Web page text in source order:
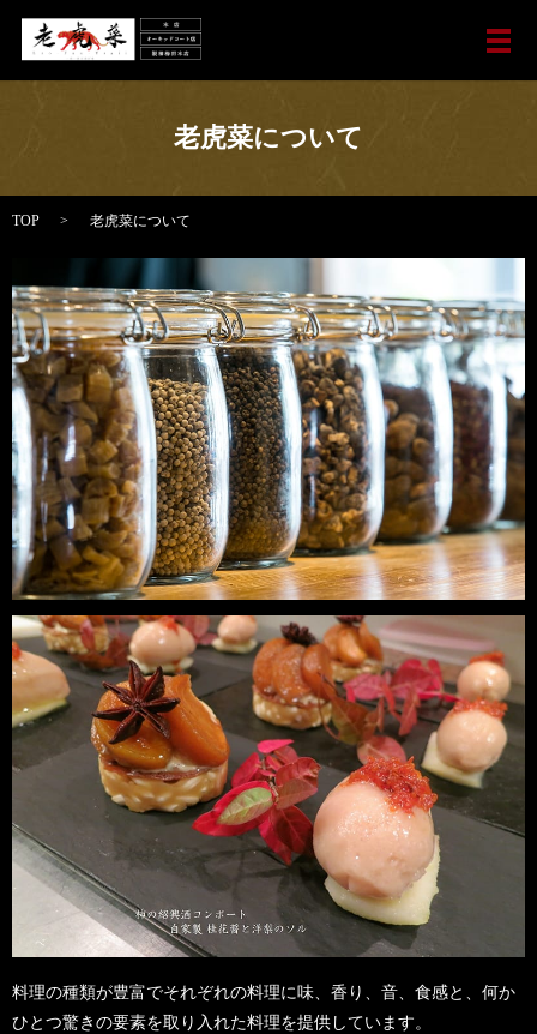
メ
老虎菜について
TOP 老虎菜について
料理の種類が豊富でそれぞれの料理に味、香り、音、食感と、何か
ひとつ驚きの要素を取り入れた料理を提供しています。